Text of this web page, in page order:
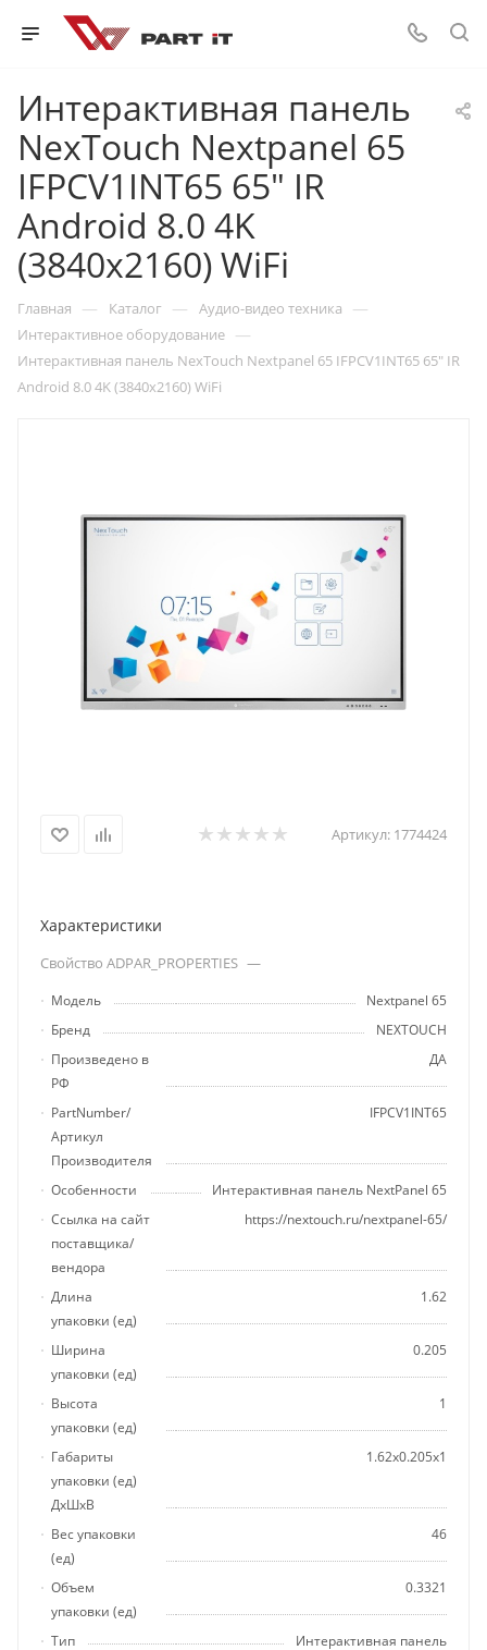
Интерактивная панель
NexTouch Nextpanel 65
IFPCV1INT65 65" IR
Android 8.0 4K
(3840x2160) WiFi
Главная — Каталог — Аудио-видео техника —
Интерактивное оборудование —
Интерактивная панель NexTouch Nextpanel 65 IFPCV1INT65 65" IR
Android 8.0 4K (3840x2160) WiFi
Артикул: 1774424
Характеристики
Свойство ADPAR_PROPERTIES —
Модель
Nextpanel 65
Бренд
NEXTOUCH
Произведено в
РФ
ДА
PartNumber/
Артикул
Производителя
IFPCV1INT65
Особенности
Интерактивная панель NextPanel 65
Ссылка на сайт
поставщика/
вендора
https://nextouch.ru/nextpanel-65/
Длина
упаковки (ед)
1.62
Ширина
упаковки (ед)
0.205
Высота
упаковки (ед)
1
Габариты
упаковки (ед)
ДхШхВ
1.62x0.205x1
Вес упаковки
(ед)
46
Объем
упаковки (ед)
0.3321
Тип
Интерактивная панель